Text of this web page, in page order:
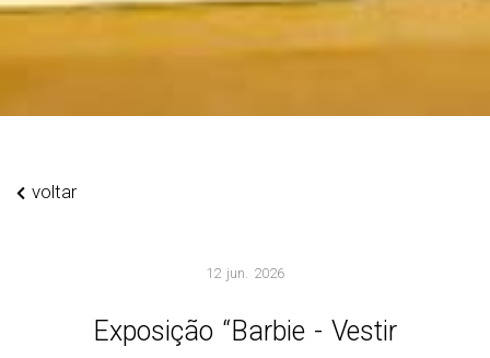
voltar
12 jun. 2026
Exposição “Barbie - Vestir